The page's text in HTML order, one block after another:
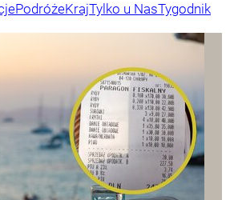
PodróżeKrajTylko u NasTygodnik